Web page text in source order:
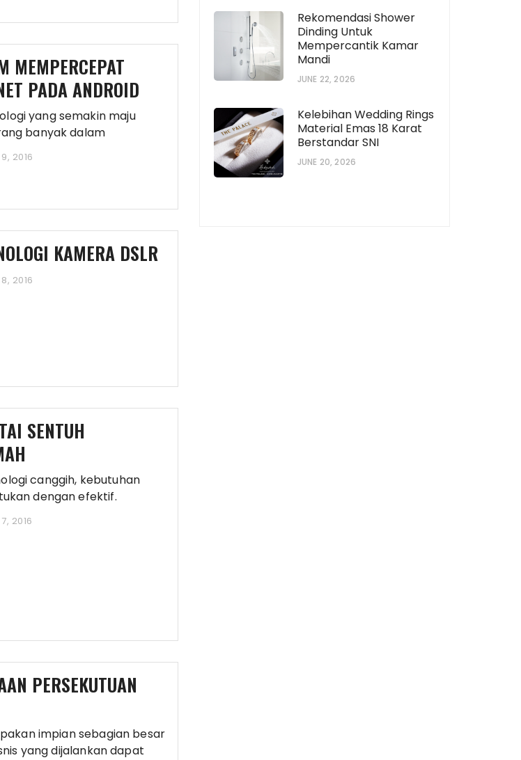
MEMPERCEPAT
PADA ANDROID
yang semakin maju
banyak dalam
tidak jauh dari
9, 2016
KAMERA DSLR
8, 2016
SENTUH
canggih, kebutuhan
dengan efektif.
dan kekhawatiran yang
2016
PERSEKUTUAN
impian sebagian besar
yang dijalankan dapat
Rekomendasi Shower
Dinding Untuk
Mempercantik Kamar
Mandi
JUNE 22, 2026
Kelebihan Wedding Rings
Material Emas 18 Karat
Berstandar SNI
JUNE 20, 2026